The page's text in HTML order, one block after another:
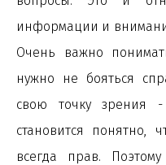
информации и
Очень важно
нужно не бояться
свою точку зрения
становится понятно,
всегда прав.